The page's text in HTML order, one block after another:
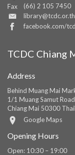
Fax
(66) 2 105 7450
library@tcdc.or.th
facebook.com/
TCDC Chiang
Address
Behind Muang Mai
1/1 Muang Samut
Chiang Mai 50300
Google Maps
Opening Hours
Open: 10:30 – 19:00